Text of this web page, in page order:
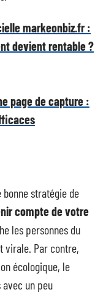
markeonbiz.fr :
devient rentable ?
page de capture :
bonne stratégie de
compte de votre
les personnes du
virale. Par contre,
écologique, le
un peu